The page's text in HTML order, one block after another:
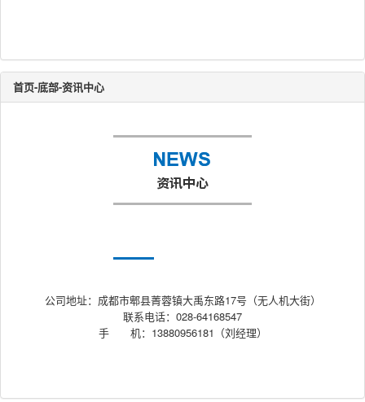
首页-底部-资讯中心
公司地址：成都市郫县菁蓉镇大禹东路17号（无人机大街）
联系电话：028-64168547
手 机：13880956181（刘经理）